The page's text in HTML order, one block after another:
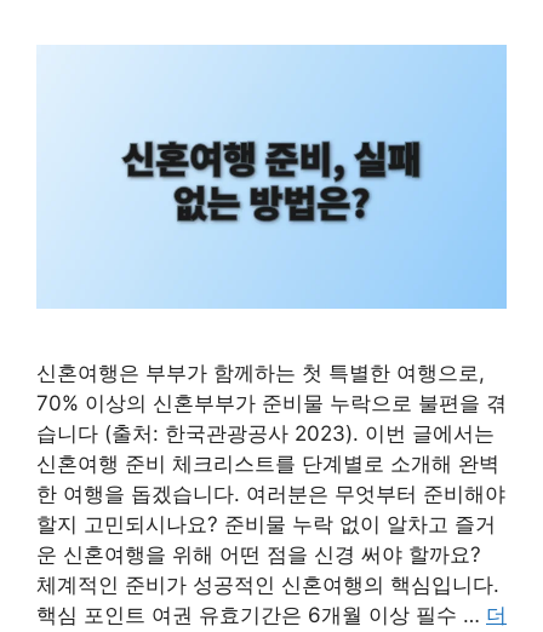
신혼여행은 부부가 함께하는 첫 특별한 여행으로,
70% 이상의 신혼부부가 준비물 누락으로 불편을 겪
습니다 (출처: 한국관광공사 2023). 이번 글에서는
신혼여행 준비 체크리스트를 단계별로 소개해 완벽
한 여행을 돕겠습니다. 여러분은 무엇부터 준비해야
할지 고민되시나요? 준비물 누락 없이 알차고 즐거
운 신혼여행을 위해 어떤 점을 신경 써야 할까요?
체계적인 준비가 성공적인 신혼여행의 핵심입니다.
핵심 포인트 여권 유효기간은 6개월 이상 필수 … 더